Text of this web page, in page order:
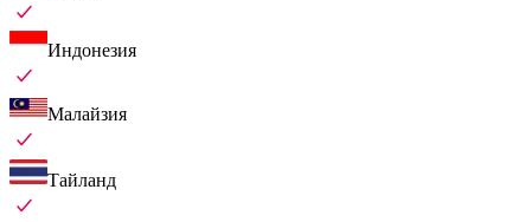
Индонезия
Малайзия
Тайланд